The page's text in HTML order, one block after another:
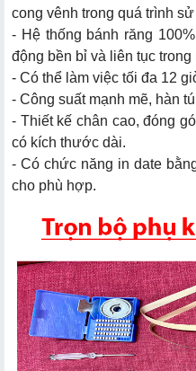
cong vênh trong quá trình
- Hệ thống bánh răng
động bền bỉ và liên tục
- Có thể làm việc tối đa 12
- Công suất mạnh mẽ, hàn
- Thiết kế chân cao, đóng
có kích thước dài.
- Có chức năng in date
cho phù hợp.